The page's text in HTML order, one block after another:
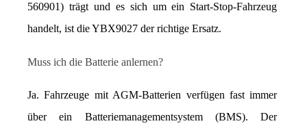
560901) trägt und es sich um ein Start-Stop-Fahrzeug
handelt, ist die YBX9027 der richtige Ersatz.
Muss ich die Batterie anlernen?
Ja. Fahrzeuge mit AGM-Batterien verfügen fast immer
über ein Batteriemanagementsystem (BMS). Der